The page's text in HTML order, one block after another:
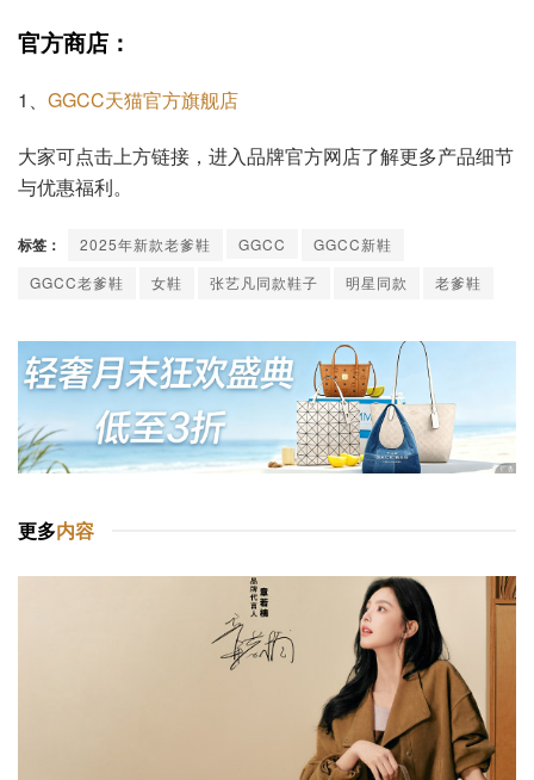
官方商店：
1、 GGCC天猫官方旗舰店
大家可点击上方链接，进入品牌官方网店了解更多产品细节
与优惠福利。
标签： 2025年新款老爹鞋 GGCC
GGCC新鞋
GGCC老爹鞋
女鞋 张艺凡同款鞋子 明星同款 老爹鞋
更多内容